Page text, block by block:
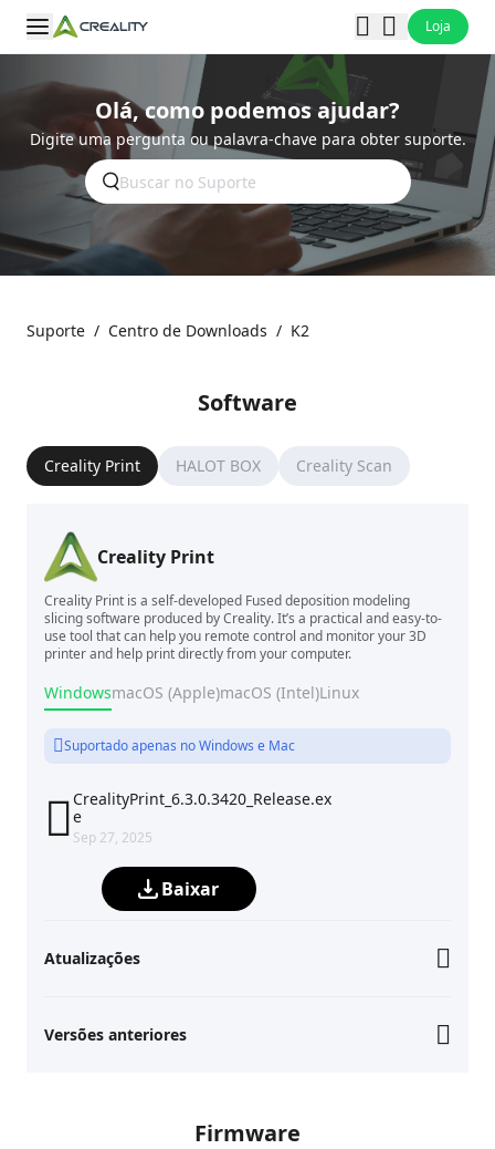
Loja
Olá, como podemos ajudar?
Digite uma pergunta ou palavra-chave para obter suporte.
Suporte / Centro de Downloads / K2
Software
Creality Print HALOT BOX Creality Scan
Creality Print
Creality Print is a self-developed Fused deposition modeling
slicing software produced by Creality. It’s a practical and easy-to-
use tool that can help you remote control and monitor your 3D
printer and help print directly from your computer.
WindowsmacOS (Apple)macOS (Intel)Linux
Suportado apenas no Windows e Mac
 CrealityPrint_6.3.0.3420_Release.ex
e
Sep 27, 2025
Baixar
Atualizações
Versões anteriores
Firmware